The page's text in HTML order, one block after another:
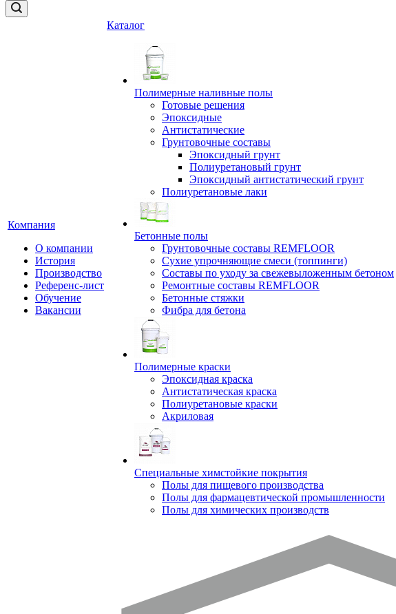
Компания
О компании
История
Производство
Референс-лист
Обучение
Вакансии
Каталог
Полимерные наливные полы
Готовые решения
Эпоксидные
Антистатические
Грунтовочные составы
Эпоксидный грунт
Полиуретановый грунт
Эпоксидный антистатический грунт
Полиуретановые лаки
Бетонные полы
Грунтовочные составы REMFLOOR
Сухие упрочняющие смеси (топпинги)
Составы по уходу за свежевыложенным бетоном
Ремонтные составы REMFLOOR
Бетонные стяжки
Фибра для бетона
Полимерные краски
Эпоксидная краска
Антистатическая краска
Полиуретановые краски
Акриловая
Специальные химстойкие покрытия
Полы для пищевого производства
Полы для фармацевтической промышленности
Полы для химических производств